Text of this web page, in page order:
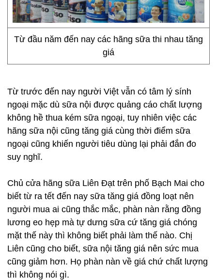
Từ đầu năm đến nay các hãng sữa thi nhau tăng
giá
Từ trước đến nay người Việt vẫn có tâm lý sính
ngoại mặc dù sữa nội được quảng cáo chất lượng
không hề thua kém sữa ngoại, tuy nhiên việc các
hãng sữa nội cũng tăng giá cùng thời điểm sữa
ngoại cũng khiến người tiêu dùng lại phải đắn đo
suy nghĩ.
Chủ cửa hãng sữa Liên Đạt trên phố Bạch Mai cho
biết từ ra tết đến nay sữa tăng giá đồng loạt nên
người mua ai cũng thắc mắc, phàn nàn rằng đồng
lương eo hẹp mà tự dưng sữa cứ tăng giá chóng
mặt thế này thì không biết phải làm thế nào. Chị
Liên cũng cho biết, sữa nội tăng giá nên sức mua
cũng giảm hơn. Họ phàn nàn về giá chứ chất lượng
thì không nói gì.